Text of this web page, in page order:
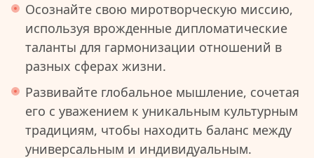
Осознайте свою миротворческую миссию,
используя врожденные дипломатические
таланты для гармонизации отношений в
разных сферах жизни.
Развивайте глобальное мышление, сочетая
его с уважением к уникальным культурным
традициям, чтобы находить баланс между
универсальным и индивидуальным.